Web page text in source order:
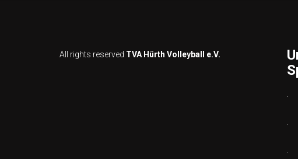
All rights reserved TVA Hürth Volleyball e.V.